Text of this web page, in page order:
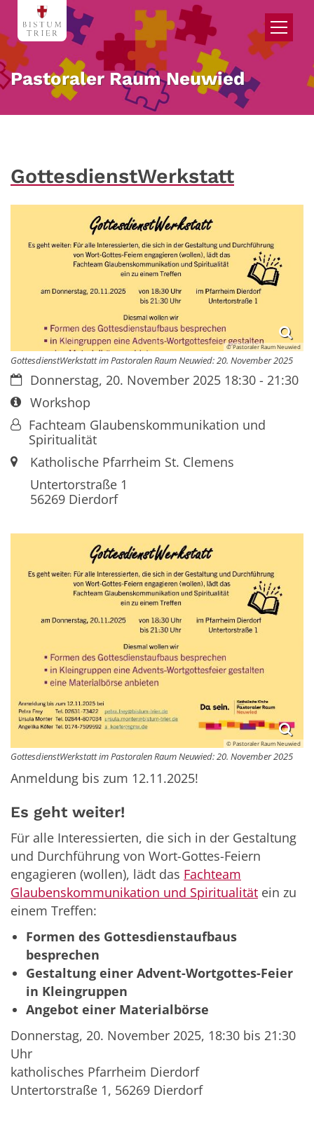
Zum Inhalt springen
Pastoraler Raum Neuwied
GottesdienstWerkstatt
© Pastoraler Raum Neuwied
GottesdienstWerkstatt im Pastoralen Raum Neuwied: 20. November 2025
Datum:Donnerstag, 20. November 2025 18:30 - 21:30
Art bzw. Nummer:
Workshop
Von:Fachteam Glaubenskommunikation und
Spiritualität
Ort:Katholische Pfarrheim St. Clemens
Untertorstraße 1
56269Dierdorf
© Pastoraler Raum Neuwied
GottesdienstWerkstatt im Pastoralen Raum Neuwied: 20. November 2025
Anmeldung bis zum 12.11.2025!
Es geht weiter!
Für alle Interessierten, die sich in der Gestaltung
und Durchführung von Wort-Gottes-Feiern
engagieren (wollen), lädt das Fachteam
Glaubenskommunikation und Spiritualität ein zu
einem Treffen:
Formen des Gottesdienstaufbaus
besprechen
Gestaltung einer Advent-Wortgottes-Feier
in Kleingruppen
Angebot einer Materialbörse
Donnerstag, 20. November 2025, 18:30 bis 21:30
Uhr
katholisches Pfarrheim Dierdorf
Untertorstraße 1, 56269 Dierdorf